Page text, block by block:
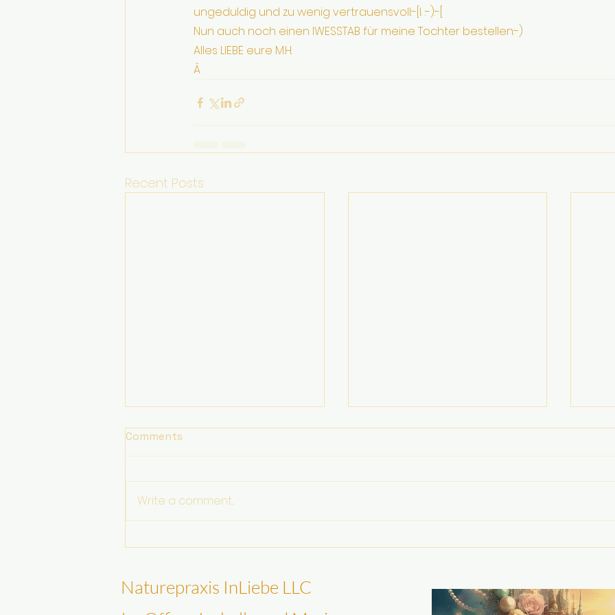
ungeduldig und zu wenig vertrauensvoll:-[l. :-):-[
Nun auch noch einen IWESSTAB für meine Tochter bestellen:-)
Alles LIEBE eure M.H.
Â
Recent Posts
Feedback IWES
Erfindung ever - dem IWES-
Stab!! Ich hatte keine...
Auf dem Weg Liebe
VIELEN VIELEN DANK DAFÜR !!!!!!!
mit
Comments
Write a comment...
Naturepraxis InLiebe LLC